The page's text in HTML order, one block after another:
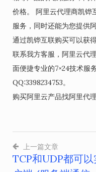
价格。 阿里云代理商凯铧
服务，同时还能为您提供
通过凯铧互联购买可以获
联系我方客服，阿里云代
面便捷专业的7×24技术服
QQ:3398234753。
购买阿里云产品找阿里代
文
上一篇文章
TCP和UDP都可